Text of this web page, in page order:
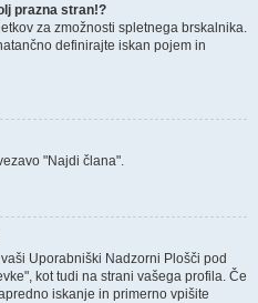
prazna stran!?
za zmožnosti spletnega brskalnika.
definirajte iskan pojem in
"Najdi člana".
Uporabniški Nadzorni Plošči pod
kot tudi na strani vašega profila. Če
iskanje in primerno vpišite